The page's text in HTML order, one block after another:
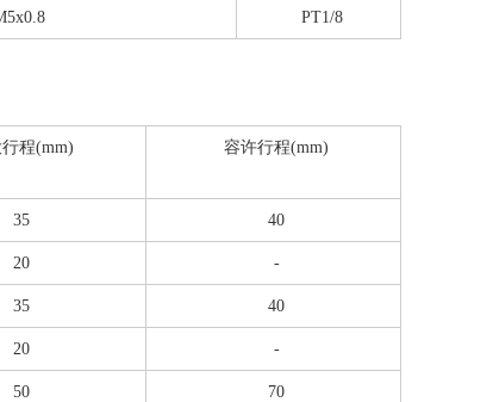
PT1/8
程(mm) 容许行程(mm)
35 40
20 -
35 40
20 -
50 70